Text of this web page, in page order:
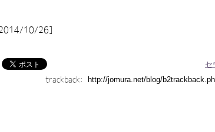
[2014/10/26]
セ
trackback: